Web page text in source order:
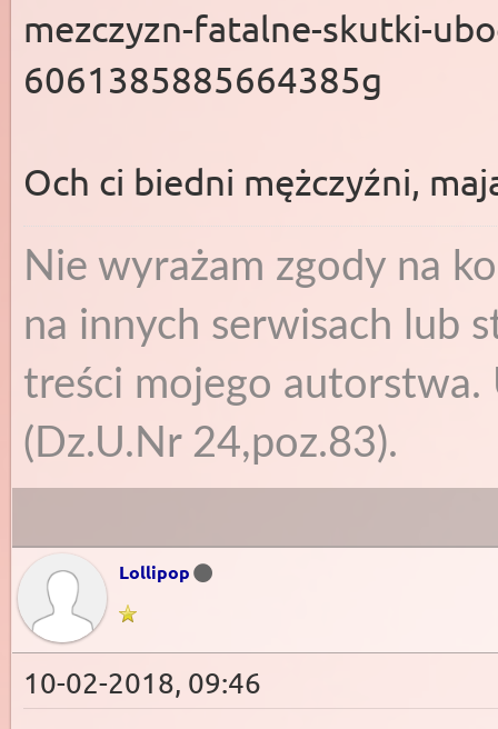
mezczyzn-fatalne-skutki-
6061385885664385g
Och ci biedni mężczyźni,
Nie wyrażam zgody na
na innych serwisach lub
treści mojego
(Dz.U.Nr 24,poz.83).
Lollipop
10-02-2018, 09:46